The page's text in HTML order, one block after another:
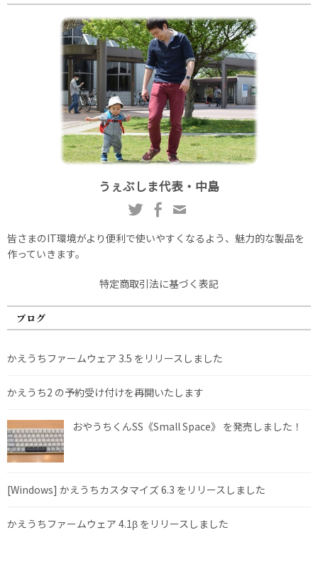
うぇぶしま代表・中島
皆さまのIT環境がより便利で使いやすくなるよう、魅力的な製品を
作っていきます。
特定商取引法に基づく表記
ブログ
かえうちファームウェア 3.5 をリリースしました
かえうち2 の予約受け付けを再開いたします
おやうちくんSS《Small Space》 を発売しました！
[Windows] かえうちカスタマイズ 6.3 をリリースしました
かえうちファームウェア 4.1β をリリースしました